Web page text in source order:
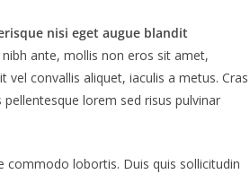
nisi eget augue blandit
ante, mollis non eros sit amet,
convallis aliquet, iaculis a metus. Cras
pellentesque lorem sed risus pulvinar
commodo lobortis. Duis quis sollicitudin